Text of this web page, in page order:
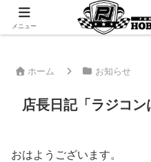
千葉県君津市でラジコンやプラモデ
ホーム お知らせ
店長日記「ラジコン
おはようございます。
メニュー